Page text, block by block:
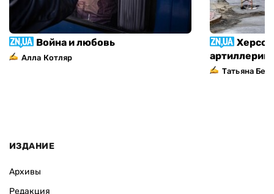
Война и любовь
Алла Котляр
Татьяна
ИЗДАНИЕ
Архивы
Редакция